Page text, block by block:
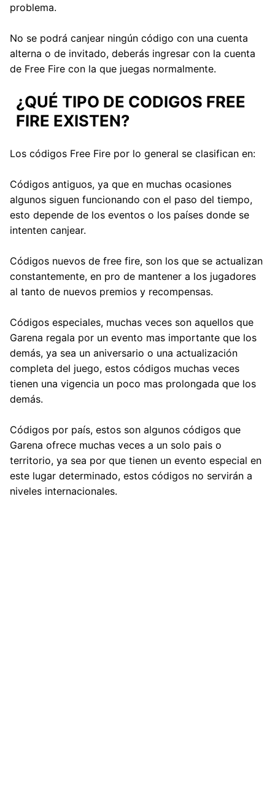
problema.
No se podrá canjear ningún código con una cuenta
alterna o de invitado, deberás ingresar con la cuenta
de Free Fire con la que juegas normalmente.
¿QUÉ TIPO DE CODIGOS FREE
FIRE EXISTEN?
Los códigos Free Fire por lo general se clasifican en:
Códigos antiguos, ya que en muchas ocasiones
algunos siguen funcionando con el paso del tiempo,
esto depende de los eventos o los países donde se
intenten canjear.
Códigos nuevos de free fire, son los que se actualizan
constantemente, en pro de mantener a los jugadores
al tanto de nuevos premios y recompensas.
Códigos especiales, muchas veces son aquellos que
Garena regala por un evento mas importante que los
demás, ya sea un aniversario o una actualización
completa del juego, estos códigos muchas veces
tienen una vigencia un poco mas prolongada que los
demás.
Códigos por país, estos son algunos códigos que
Garena ofrece muchas veces a un solo pais o
territorio, ya sea por que tienen un evento especial en
este lugar determinado, estos códigos no servirán a
niveles internacionales.